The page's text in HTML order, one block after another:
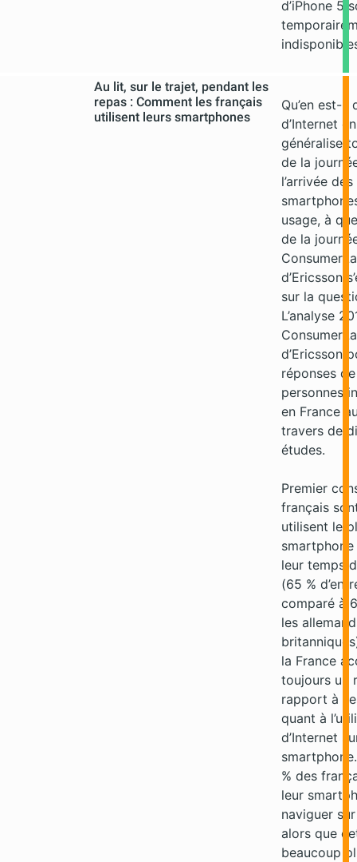
d’iPhone 5
Au lit, sur le trajet, pendant les
repas : Comment les français
utilisent leurs smartphones
Qu’en est-il
d’Internet
généralise
de la
l’arrivée des
usage, à
de la
d’Ericsson
sur la
L’analyse
d’Ericsson
réponses
personnes
en France
travers de
études.
Premier
français
utilisent le
leur temps
(65 %
comparé à
les
la France
toujours un
rapport à
quant à
d’Internet
% des
leur
naviguer
alors que
beaucoup